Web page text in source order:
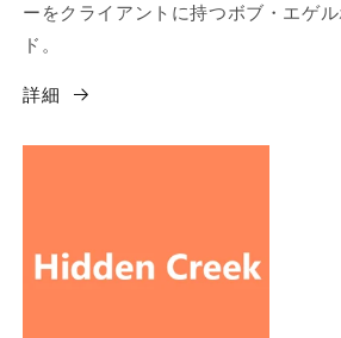
ーをクライアントに持つボブ・エゲ
ド。
詳細